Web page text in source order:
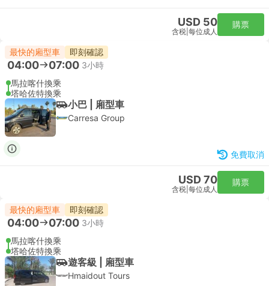
USD 50
含税 每位成人
購票
最快的廂型車 即刻確認
04:00 07:00 3小時
馬拉喀什換乘
塔哈佐特換乘
小巴 | 廂型車
Carresa Group
免費取消
USD 70
含税 每位成人
購票
最快的廂型車 即刻確認
04:00 07:00 3小時
馬拉喀什換乘
塔哈佐特換乘
遊客級 | 廂型車
Hmaidout Tours